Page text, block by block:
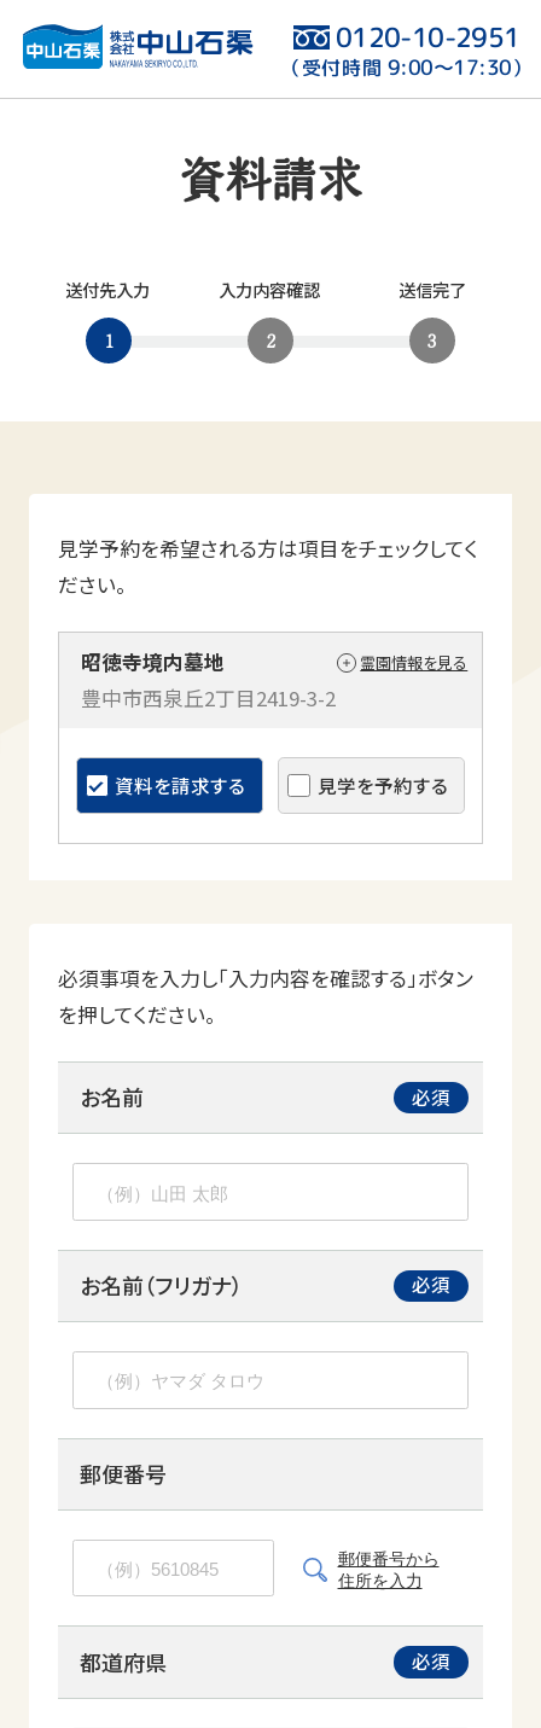
0120-10-2951
（受付時間 9:00〜17:30）
資料請求
送付先入力
1
入力内容確認
2
送信完了
3
見学予約を希望される方は項目をチェックしてく
ださい。
昭徳寺境内墓地
豊中市西泉丘2丁目2419-3-2
霊園情報を見る
資料を請求する 見学を予約する
必須事項を入力し「入力内容を確認する」ボタン
を押してください。
お名前
お名前（フリガナ）
郵便番号
郵便番号から
住所を入力
都道府県